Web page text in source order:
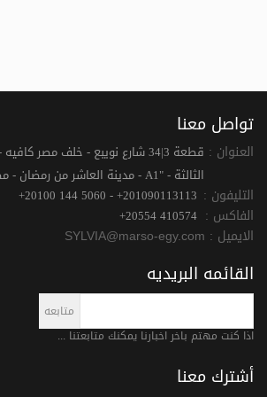
تواصل معنا
العنوان :
قطعة 3|34 شارع نويبع - خلف مصر
الثالثة - "A1 - مدينة العاشر من رمضان - مصر
التليفون : +20100 144 5060 - +201090113113
الفاكس : +20554 410574
الايميل : SYLVIA@marso-egy.com
القائمه البريديه
اذا كنت مهتم باخر اخبارنا يمكنك متابعتنا ...
أشترك معنا